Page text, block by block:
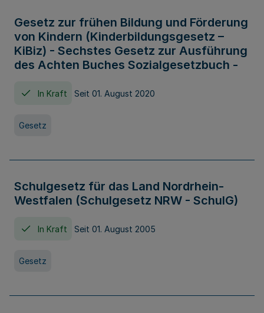
Gesetz zur frühen Bildung und Förderung
von Kindern (Kinderbildungsgesetz –
KiBiz) - Sechstes Gesetz zur Ausführung
des Achten Buches Sozialgesetzbuch -
In Kraft Seit 01. August 2020
Gesetz
Schulgesetz für das Land Nordrhein-
Westfalen (Schulgesetz NRW - SchulG)
In Kraft Seit 01. August 2005
Gesetz